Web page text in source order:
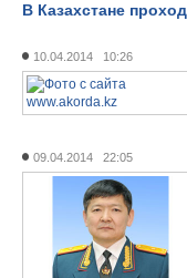
В Казахстане
10.04.2014 10:26
09.04.2014 22:05